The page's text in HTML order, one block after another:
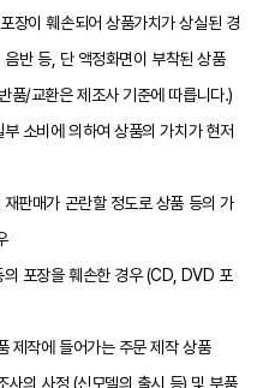
장이 훼손되어 상품가치가 상실된 경
반 등, 단 액정화면이 부착된 상품
품/교환은 제조사 기준에 따릅니다.)
소비에 의하여 상품의 가치가 현저
판매가 곤란할 정도로 상품 등의 가
포장을 훼손한 경우 (CD, DVD 포
제작에 들어가는 주문 제작 상품
사의 사정 (신모델의 출시 등) 및 부품